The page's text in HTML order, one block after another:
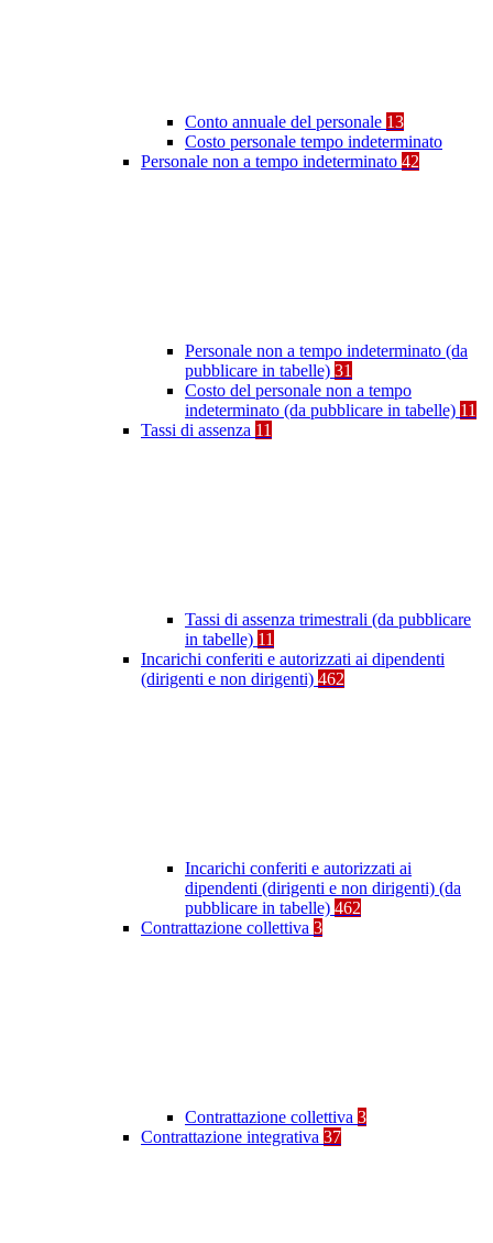
Conto annuale del personale 13
Costo personale tempo indeterminato
Personale non a tempo indeterminato 42
Personale non a tempo indeterminato (da
pubblicare in tabelle) 31
Costo del personale non a tempo
indeterminato (da pubblicare in tabelle) 11
Tassi di assenza 11
Tassi di assenza trimestrali (da pubblicare
in tabelle) 11
Incarichi conferiti e autorizzati ai dipendenti
(dirigenti e non dirigenti) 462
Incarichi conferiti e autorizzati ai
dipendenti (dirigenti e non dirigenti) (da
pubblicare in tabelle) 462
Contrattazione collettiva 3
Contrattazione collettiva 3
Contrattazione integrativa 37